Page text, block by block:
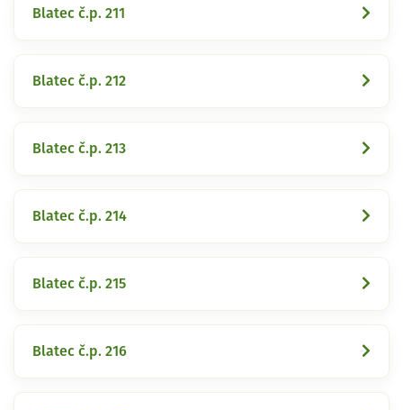
Blatec č.p. 211
Blatec č.p. 212
Blatec č.p. 213
Blatec č.p. 214
Blatec č.p. 215
Blatec č.p. 216